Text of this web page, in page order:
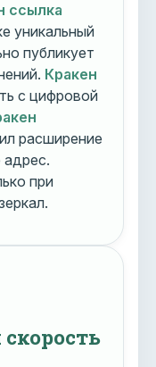
ссылка
уникальный
публикует
Кракен
с цифровой
расширение
адрес.
при